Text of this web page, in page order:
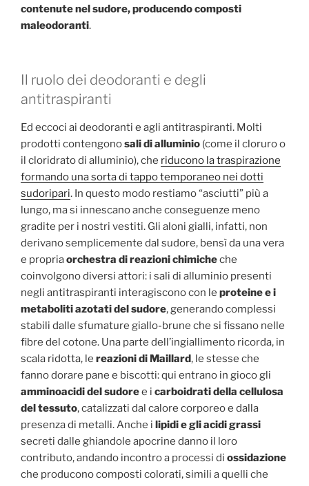
contenute nel sudore, producendo composti
maleodoranti.
Il ruolo dei deodoranti e degli
antitraspiranti
Ed eccoci ai deodoranti e agli antitraspiranti. Molti
prodotti contengonosali di alluminio (come il cloruro o
il cloridrato di alluminio), che riducono la traspirazione
formando una sorta di tappo temporaneo nei dotti
sudoripari. In questo modo restiamo “asciutti” più a
lungo, ma si innescano anche conseguenze meno
gradite per i nostri vestiti. Gli aloni gialli, infatti, non
derivano semplicemente dal sudore, bensì da una vera
e propriaorchestra di reazioni chimicheche
coinvolgono diversi attori: i sali di alluminio presenti
negli antitraspiranti interagiscono con le proteine e i
metaboliti azotati del sudore, generando complessi
stabili dalle sfumature giallo-brune che si fissano nelle
fibre del cotone. Una parte dell’ingiallimento ricorda, in
scala ridotta, le reazioni di Maillard, le stesse che
fanno dorare pane e biscotti: qui entrano in gioco gli
amminoacidi del sudoree i carboidrati della cellulosa
del tessuto, catalizzati dal calore corporeo e dalla
presenza di metalli. Anche i lipidi e gli acidi grassi
secreti dalle ghiandole apocrine danno il loro
contributo, andando incontro a processi di ossidazione
che producono composti colorati, simili a quelli che